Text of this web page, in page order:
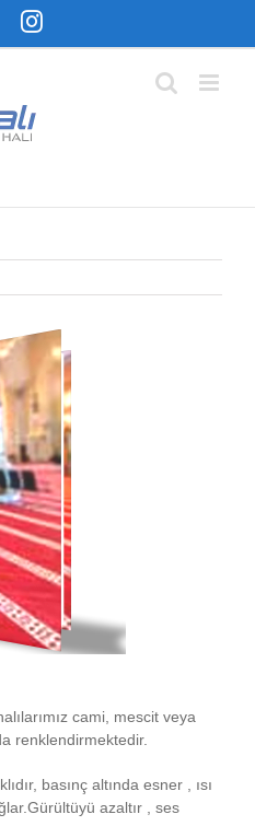
Instagram
cami, mescit veya
renklendirmektedir.
basınç altında esner , ısı
azaltır , ses